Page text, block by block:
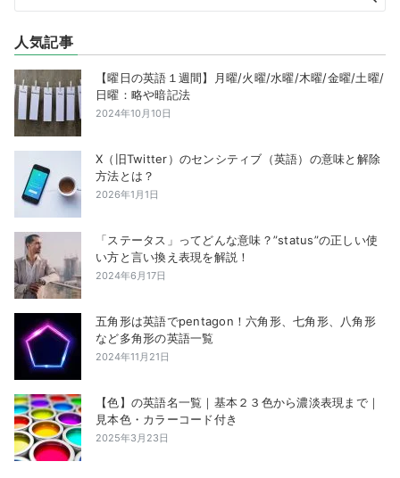
人気記事
【曜日の英語１週間】月曜/火曜/水曜/木曜/金曜/土曜/
日曜：略や暗記法
2024年10月10日
X（旧Twitter）のセンシティブ（英語）の意味と解除
方法とは？
2026年1月1日
「ステータス」ってどんな意味？”status”の正しい使
い方と言い換え表現を解説！
2024年6月17日
五角形は英語でpentagon！六角形、七角形、八角形
など多角形の英語一覧
2024年11月21日
【色】の英語名一覧｜基本２３色から濃淡表現まで｜
見本色・カラーコード付き
2025年3月23日